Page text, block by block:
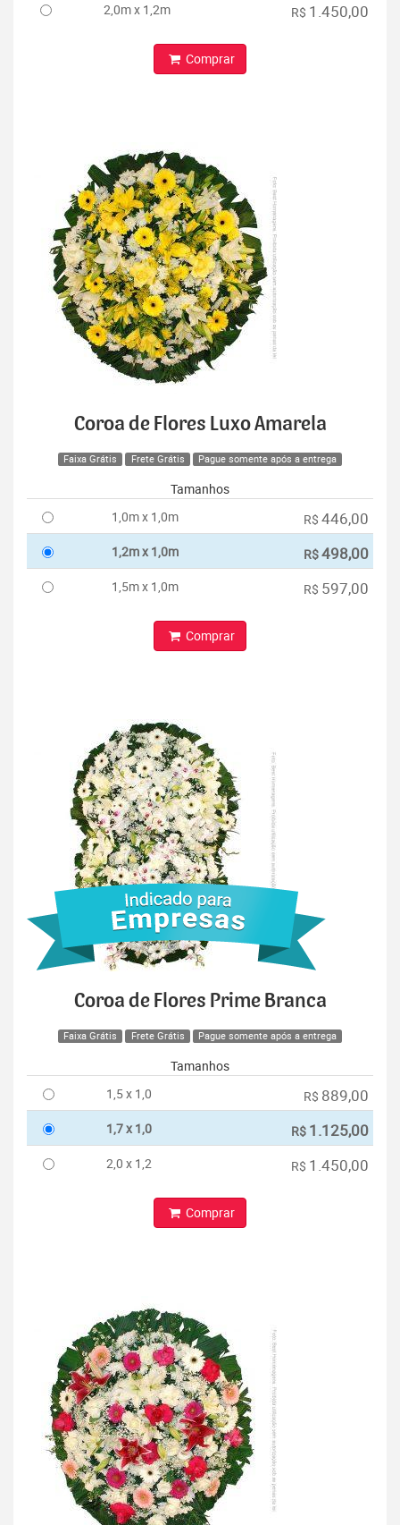
2,0m x 1,2m R$ 1.450,00
Comprar
Coroa de Flores Luxo Amarela
Faixa Grátis Frete Grátis Pague somente após a entrega
Tamanhos
1,0m x 1,0m
R$ 446,00
1,2m x 1,0m R$498,00
1,5m x 1,0m R$ 597,00
Comprar
Coroa de Flores Prime Branca
Faixa Grátis Frete Grátis Pague somente após a entrega
Tamanhos
1,5 x 1,0
R$ 889,00
1,7 x 1,0 R$ 1.125,00
2,0 x 1,2 R$ 1.450,00
Comprar